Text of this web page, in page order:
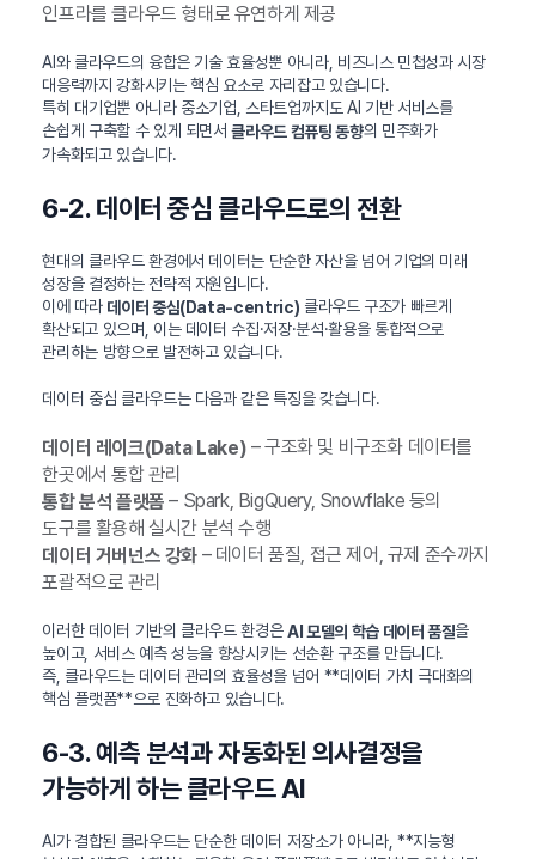
인프라를 클라우드 형태로 유연하게 제공
AI와 클라우드의 융합은 기술 효율성뿐 아니라, 비즈니스 민첩성과 시장
대응력까지 강화시키는 핵심 요소로 자리잡고 있습니다.
특히 대기업뿐 아니라 중소기업, 스타트업까지도 AI 기반 서비스를
손쉽게 구축할 수 있게 되면서클라우드 컴퓨팅 동향의 민주화가
가속화되고 있습니다.
6-2. 데이터 중심 클라우드로의 전환
현대의 클라우드 환경에서 데이터는 단순한 자산을 넘어 기업의 미래
성장을 결정하는 전략적 자원입니다.
이에 따라 데이터 중심(Data-centric) 클라우드 구조가 빠르게
확산되고 있으며, 이는 데이터 수집·저장·분석·활용을 통합적으로
관리하는 방향으로 발전하고 있습니다.
데이터 중심 클라우드는 다음과 같은 특징을 갖습니다.
데이터 레이크(Data Lake) – 구조화 및 비구조화 데이터를
한곳에서 통합 관리
통합 분석 플랫폼 – Spark, BigQuery, Snowflake 등의
도구를 활용해 실시간 분석 수행
데이터 거버넌스 강화– 데이터 품질, 접근 제어, 규제 준수까지
포괄적으로 관리
이러한 데이터 기반의 클라우드 환경은AI 모델의 학습 데이터 품질을
높이고, 서비스 예측 성능을 향상시키는 선순환 구조를 만듭니다.
즉, 클라우드는 데이터 관리의 효율성을 넘어 **데이터 가치 극대화의
핵심 플랫폼**으로 진화하고 있습니다.
6-3. 예측 분석과 자동화된 의사결정을
가능하게 하는 클라우드 AI
AI가 결합된 클라우드는 단순한 데이터 저장소가 아니라, **지능형